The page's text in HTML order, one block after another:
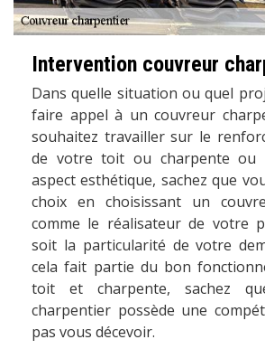
Intervention couvreur
Dans quelle situation ou quel
faire appel à un couvreur
souhaitez travailler sur le
de votre toit ou charpente ou
aspect esthétique, sachez que
choix en choisissant un
comme le réalisateur de votre
soit la particularité de votre
cela fait partie du bon
toit et charpente, sachez
charpentier possède une
pas vous décevoir.